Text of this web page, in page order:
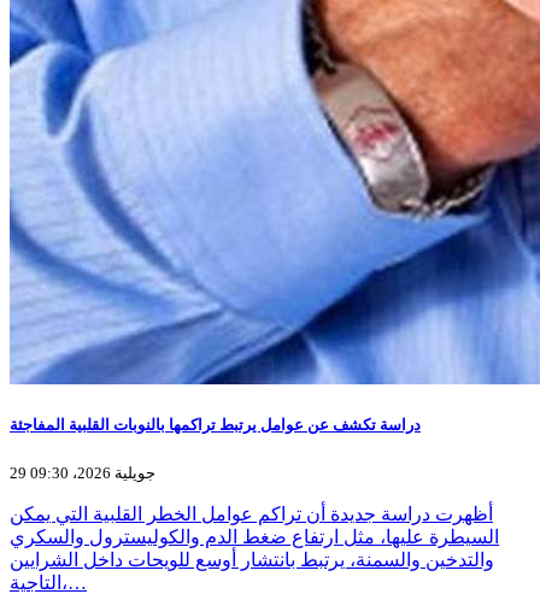
دراسة تكشف عن عوامل يرتبط تراكمها بالنوبات القلبية المفاجئة
29 جويلية 2026، 09:30
أظهرت دراسة جديدة أن تراكم عوامل الخطر القلبية التي يمكن
السيطرة عليها، مثل ارتفاع ضغط الدم والكوليسترول والسكري
والتدخين والسمنة، يرتبط بانتشار أوسع للويحات داخل الشرايين
التاجية،…